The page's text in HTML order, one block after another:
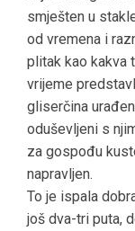
smješten u
od vremena i
plitak kao kakva
vrijeme
gliserčina
oduševljeni s
za gospođu
napravljen.
To je ispala
još dva-tri puta,